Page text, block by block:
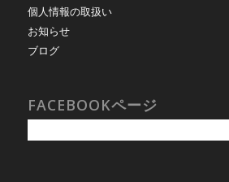
個人情報の取扱い
お知らせ
ブログ
FACEBOOKページ